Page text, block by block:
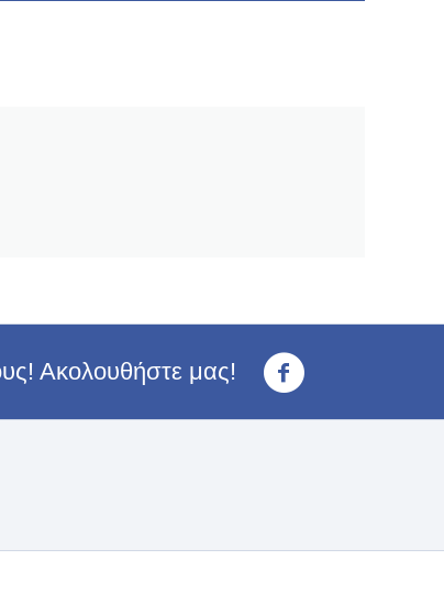
Ακολουθήστε μας!